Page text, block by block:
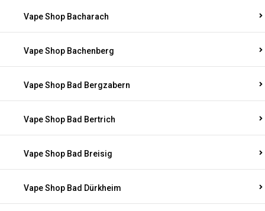
Vape Shop Bacharach
Vape Shop Bachenberg
Vape Shop Bad Bergzabern
Vape Shop Bad Bertrich
Vape Shop Bad Breisig
Vape Shop Bad Dürkheim